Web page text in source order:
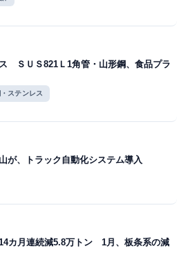
ＳＵＳ821Ｌ1角管・山形鋼、食品プラ
ステンレス
が、トラック自動化システム導入
カ月連続減5.8万トン 1月、板条系の減